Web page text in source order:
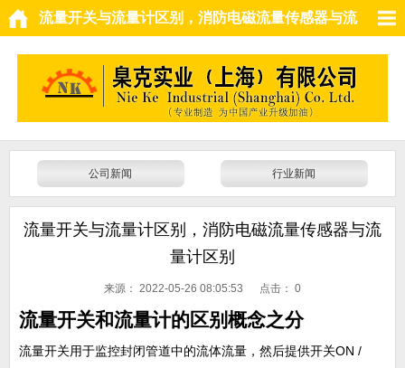
流量开关与流量计区别，消防电磁流量传感器与流
量计区别
公司新闻 行业新闻
流量开关与流量计区别，消防电磁流量传感器与流
量计区别
来源： 2022-05-26 08:05:53 点击： 0
流量开关和流量计的区别概念之分
流量开关用于监控封闭管道中的流体流量，然后提供开关ON /